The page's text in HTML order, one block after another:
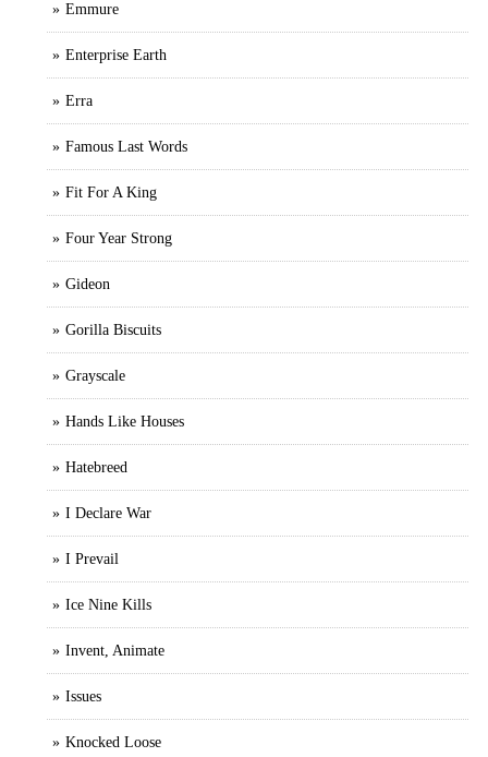
Emmure
Enterprise Earth
Erra
Famous Last Words
Fit For A King
Four Year Strong
Gideon
Gorilla Biscuits
Grayscale
Hands Like Houses
Hatebreed
I Declare War
I Prevail
Ice Nine Kills
Invent, Animate
Issues
Knocked Loose